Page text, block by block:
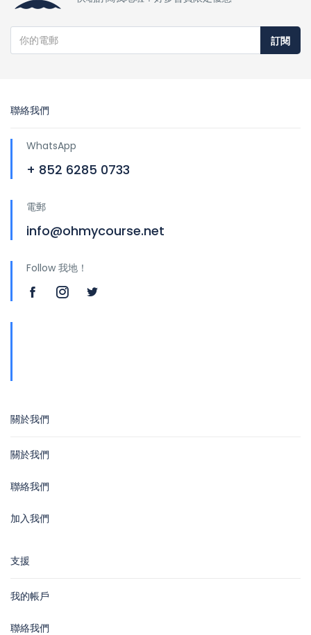
訂閱
聯絡我們
WhatsApp
+ 852 6285 0733
電郵
info@ohmycourse.net
Follow 我地！
關於我們
關於我們
聯絡我們
加入我們
支援
我的帳戶
聯絡我們